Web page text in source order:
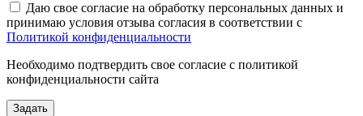
Даю свое согласие на обработку персональных данных и
принимаю условия отзыва согласия в соответствии с
Политикой конфиденциальности
Необходимо подтвердить свое согласие с политикой
конфиденциальности сайта
Задать